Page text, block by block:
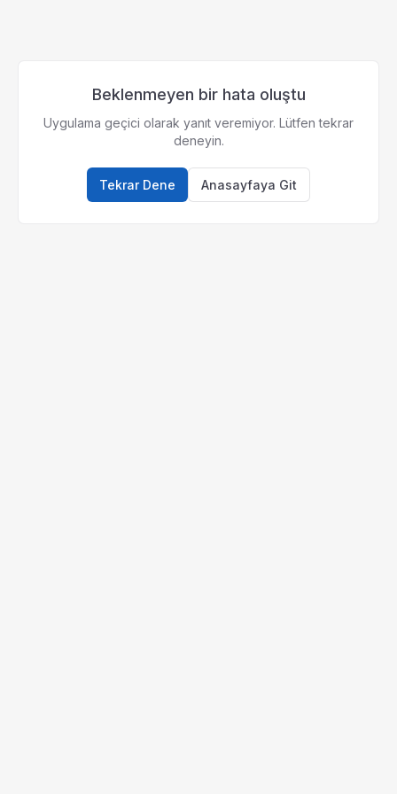
Beklenmeyen bir hata oluştu
Uygulama geçici olarak yanıt veremiyor. Lütfen tekrar
deneyin.
Tekrar Dene Anasayfaya Git